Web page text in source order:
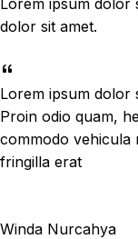
Lorem ipsum dolor
dolor sit amet.
Lorem ipsum dolor
Proin odio quam,
commodo vehicula
fringilla erat
Winda Nurcahya